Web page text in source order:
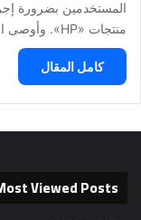
المستخدمين بضرورة
منتجات «HP». وأوصى المركز…
كامل المقال
Viewed Posts